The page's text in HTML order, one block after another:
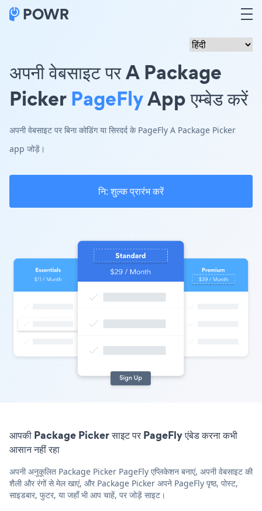
अपनी वेबसाइट पर A Package
PickerPageFlyApp एम्बेड करें
अपनी वेबसाइट पर बिना कोडिंग या सिरदर्द के PageFly A Package Picker
app जोड़ें।
नि: शुल्क प्रारंभ करें
आपकी Package Picker साइट पर PageFly एंबेड करना कभी
आसान नहीं रहा
अपनी अनुकूलित Package Picker PageFly एप्लिकेशन बनाएं, अपनी वेबसाइट की
शैली और रंगों से मेल खाएं, और Package Picker अपने PageFly पृष्ठ, पोस्ट,
साइडबार, फुटर, या जहाँ भी आप चाहें, पर जोड़ें साइट।